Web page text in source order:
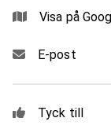
Visa på
E-post
Tyck till